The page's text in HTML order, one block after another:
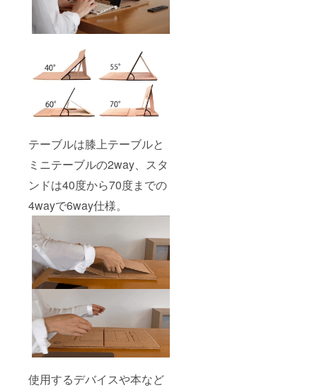
テーブルは膝上テーブルと
ミニテーブルの2way、スタ
ンドは40度から70度までの
4wayで6way仕様。
使用するデバイスや本など